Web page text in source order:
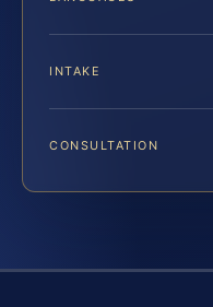
INTAKE
CONSULTATION